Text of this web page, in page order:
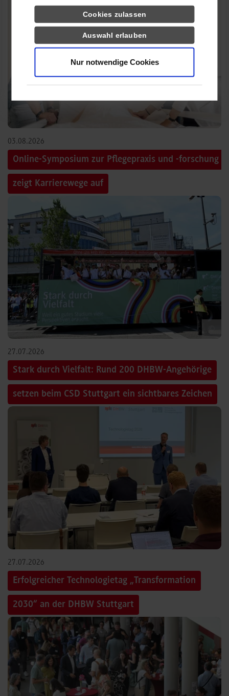
Cookies zulassen
Auswahl erlauben
Nur notwendige Cookies
03.08.2026
Online-Symposium zur Pflegepraxis und -forschung
zeigt Karrierewege auf
27.07.2026
Stark durch Vielfalt: Rund 200 DHBW-Angehörige
setzen beim CSD Stuttgart ein sichtbares Zeichen
27.07.2026
Erfolgreicher Technologietag „Transformation
2030“ an der DHBW Stuttgart